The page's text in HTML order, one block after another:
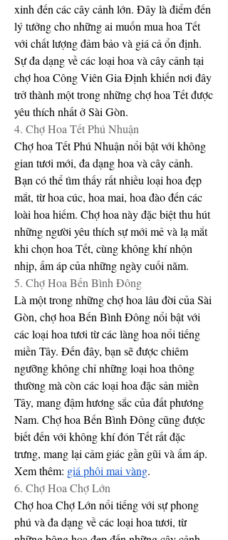
xinh đến các cây cảnh lớn. Đây là điểm đến
lý tưởng cho những ai muốn mua hoa Tết
với chất lượng đảm bảo và giá cả ổn định.
Sự đa dạng về các loại hoa và cây cảnh tại
chợ hoa Công Viên Gia Định khiến nơi đây
trở thành một trong những chợ hoa Tết được
yêu thích nhất ở Sài Gòn.
4. Chợ Hoa Tết Phú Nhuận
Chợ hoa Tết Phú Nhuận nổi bật với không
gian tươi mới, đa dạng hoa và cây cảnh.
Bạn có thể tìm thấy rất nhiều loại hoa đẹp
mắt, từ hoa cúc, hoa mai, hoa đào đến các
loài hoa hiếm. Chợ hoa này đặc biệt thu hút
những người yêu thích sự mới mẻ và lạ mắt
khi chọn hoa Tết, cùng không khí nhộn
nhịp, ấm áp của những ngày cuối năm.
5. Chợ Hoa Bến Bình Đông
Là một trong những chợ hoa lâu đời của Sài
Gòn, chợ hoa Bến Bình Đông nổi bật với
các loại hoa tươi từ các làng hoa nổi tiếng
miền Tây. Đến đây, bạn sẽ được chiêm
ngưỡng không chỉ những loại hoa thông
thường mà còn các loại hoa đặc sản miền
Tây, mang đậm hương sắc của đất phương
Nam. Chợ hoa Bến Bình Đông cũng được
biết đến với không khí đón Tết rất đặc
trưng, mang lại cảm giác gần gũi và ấm áp.
Xem thêm: giá phôi mai vàng.
6. Chợ Hoa Chợ Lớn
Chợ hoa Chợ Lớn nổi tiếng với sự phong
phú và đa dạng về các loại hoa tươi, từ